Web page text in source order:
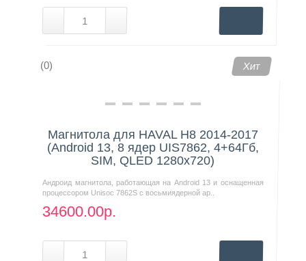
(0) Хит
Магнитола для HAVAL H8 2014-2017
(Android 13, 8 ядер UIS7862, 4+64Гб,
SIM, QLED 1280x720)
Андроид магнитола, работающая на Android 13 и оснащенная
процессором Unisoc 7862S с восьмиядерной ар..
34600.00р.